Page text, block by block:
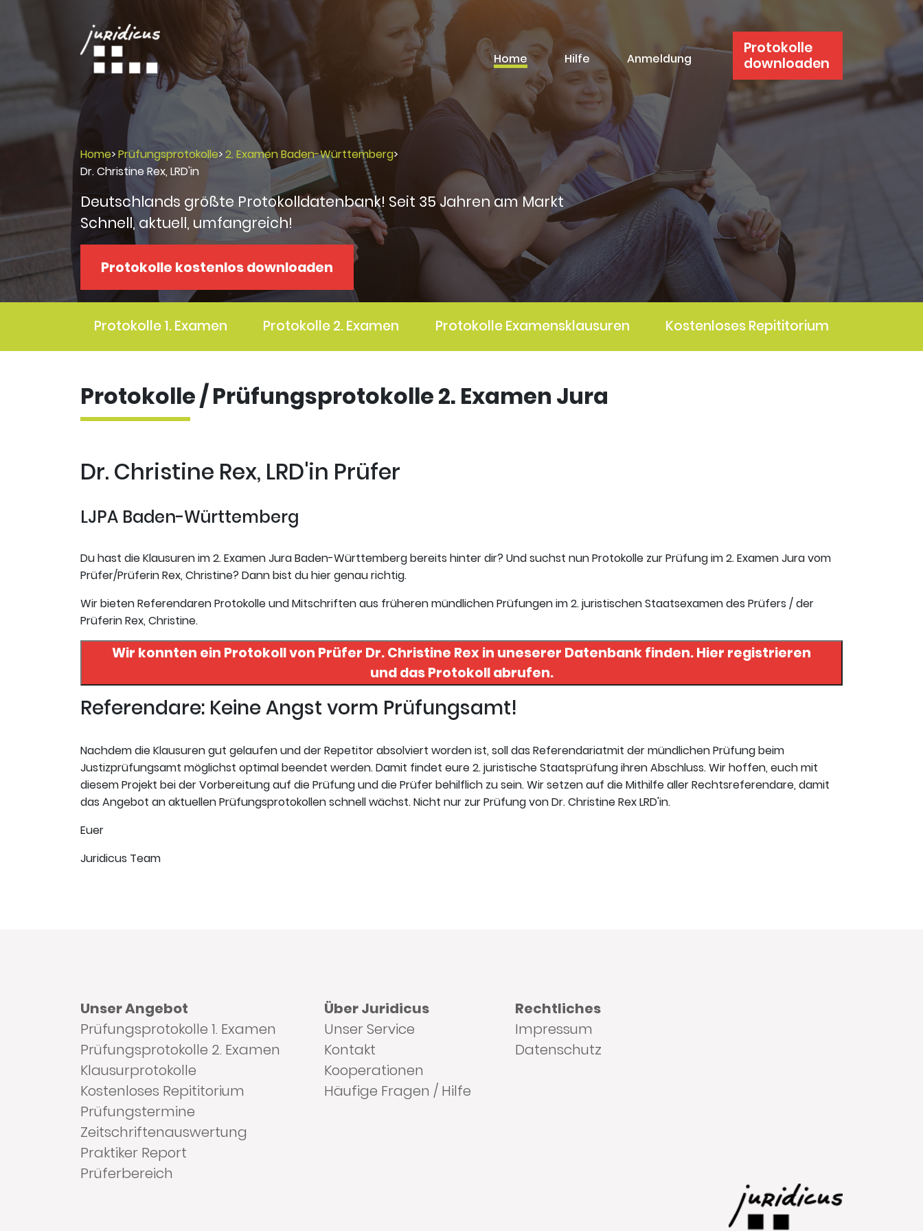
Home Hilfe Anmeldung
Protokolle
downloaden
Home>Prüfungsprotokolle>2. Examen Baden-Württemberg>
Dr. Christine Rex, LRD'in
Deutschlands größte Protokolldatenbank! Seit 35 Jahren am Markt
Schnell, aktuell, umfangreich!
Protokolle kostenlos downloaden
Protokolle 1. Examen Protokolle 2. Examen Protokolle Examensklausuren Kostenloses Repititorium
Protokolle / Prüfungsprotokolle 2. Examen Jura
Dr. Christine Rex, LRD'in Prüfer
LJPA Baden-Württemberg
Du hast die Klausuren im 2. Examen Jura Baden-Württemberg bereits hinter dir? Und suchst nun Protokolle zur Prüfung im 2. Examen Jura vom
Prüfer/Prüferin Rex, Christine? Dann bist du hier genau richtig.
Wir bieten Referendaren Protokolle und Mitschriften aus früheren mündlichen Prüfungen im 2. juristischen Staatsexamen des Prüfers / der
Prüferin Rex, Christine.
Wir konnten ein Protokoll von Prüfer Dr. Christine Rexin uneserer Datenbank finden. Hier registrieren
und das Protokoll abrufen.
Referendare: Keine Angst vorm Prüfungsamt!
Nachdem die Klausuren gut gelaufen und der Repetitor absolviert worden ist, soll das Referendariatmit der mündlichen Prüfung beim
Justizprüfungsamt möglichst optimal beendet werden. Damit findet eure 2. juristische Staatsprüfung ihren Abschluss. Wir hoffen, euch mit
diesem Projekt bei der Vorbereitung auf die Prüfung und die Prüfer behilflich zu sein. Wir setzen auf die Mithilfe aller Rechtsreferendare, damit
das Angebot an aktuellen Prüfungsprotokollen schnell wächst. Nicht nur zur Prüfung von Dr. Christine Rex LRD'in.
Euer
Juridicus Team
Unser Angebot
Prüfungsprotokolle 1. Examen
Prüfungsprotokolle 2. Examen
Klausurprotokolle
Kostenloses Repititorium
Prüfungstermine
Zeitschriftenauswertung
Praktiker Report
Prüferbereich
Über Juridicus
Unser Service
Kontakt
Kooperationen
Häufige Fragen / Hilfe
Rechtliches
Impressum
Datenschutz